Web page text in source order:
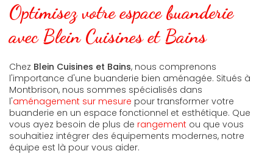
Optimisez votre espace buanderie
avec Blein Cuisines et Bains
Chez Blein Cuisines et Bains, nous comprenons
l'importance d'une buanderie bien aménagée. Situés à
Montbrison, nous sommes spécialisés dans
l'aménagement sur mesure pour transformer votre
buanderie en un espace fonctionnel et esthétique. Que
vous ayez besoin de plus de rangement ou que vous
souhaitiez intégrer des équipements modernes, notre
équipe est là pour vous aider.